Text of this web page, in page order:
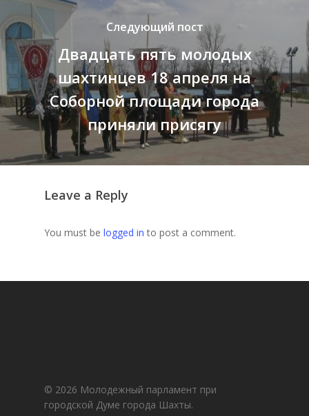
Следующий пост
Двадцать пять молодых
шахтинцев 18 апреля на
Соборной площади города
приняли присягу
Leave a Reply
You must be logged in to post a comment.
© 2026 Молодежный парламент при
городской Думе города Шахты.